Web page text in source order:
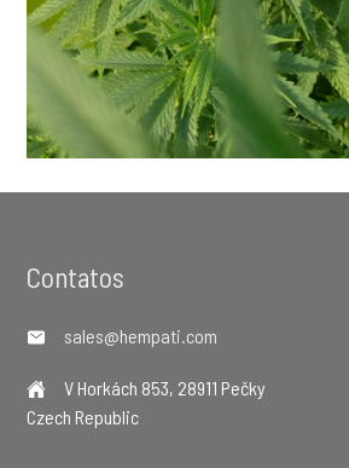
Footer
Contatos
sales@hempati.com
V Horkách 853, 28911 Pečky
Czech Republic